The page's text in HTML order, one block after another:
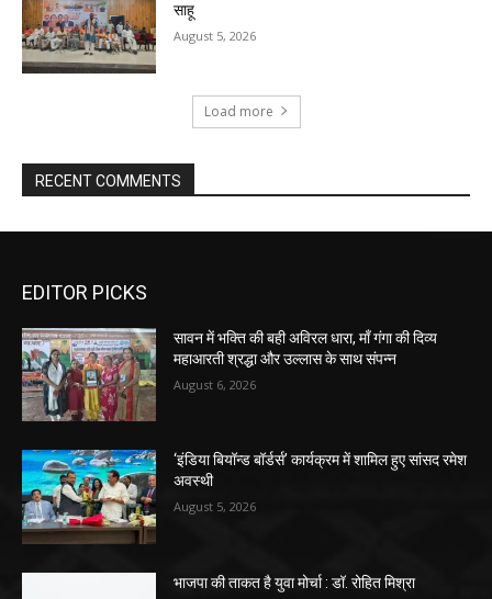
साहू
August 5, 2026
Load more
RECENT COMMENTS
EDITOR PICKS
सावन में भक्ति की बही अविरल धारा, माँ गंगा की दिव्य
महाआरती श्रद्धा और उल्लास के साथ संपन्न
August 6, 2026
‘इंडिया बियॉन्ड बॉर्डर्स’ कार्यक्रम में शामिल हुए सांसद रमेश
अवस्थी
August 5, 2026
भाजपा की ताकत है युवा मोर्चा : डॉ. रोहित मिश्रा